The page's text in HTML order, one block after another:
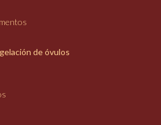
de óvulos